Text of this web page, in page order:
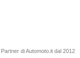
Partner di Automoto.it dal 2012